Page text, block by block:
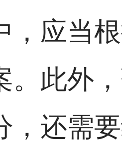
，应当
。此外
，还需